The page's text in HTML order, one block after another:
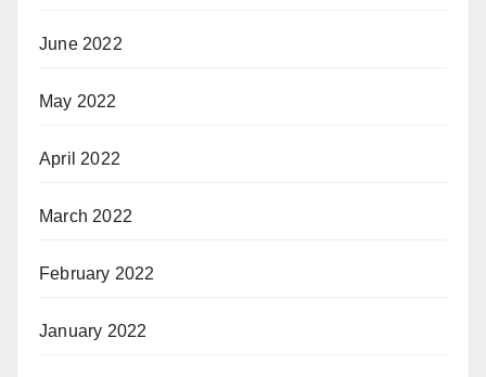
June 2022
May 2022
April 2022
March 2022
February 2022
January 2022